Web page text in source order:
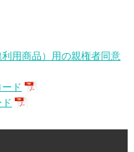
用商品）用の親権者同意
ド